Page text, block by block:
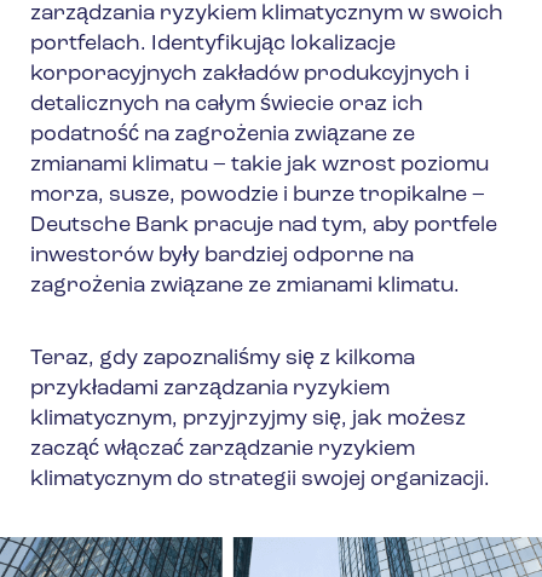
zarządzania ryzykiem klimatycznym w swoich
portfelach. Identyfikując lokalizacje
korporacyjnych zakładów produkcyjnych i
detalicznych na całym świecie oraz ich
podatność na zagrożenia związane ze
zmianami klimatu – takie jak wzrost poziomu
morza, susze, powodzie i burze tropikalne –
Deutsche Bank pracuje nad tym, aby portfele
inwestorów były bardziej odporne na
zagrożenia związane ze zmianami klimatu.
Teraz, gdy zapoznaliśmy się z kilkoma
przykładami zarządzania ryzykiem
klimatycznym, przyjrzyjmy się, jak możesz
zacząć włączać zarządzanie ryzykiem
klimatycznym do strategii swojej organizacji.